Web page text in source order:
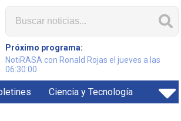
Próximo programa:
NotiRASA con Ronald Rojas el jueves a las
06:30:00
Ciencia y Tecnología